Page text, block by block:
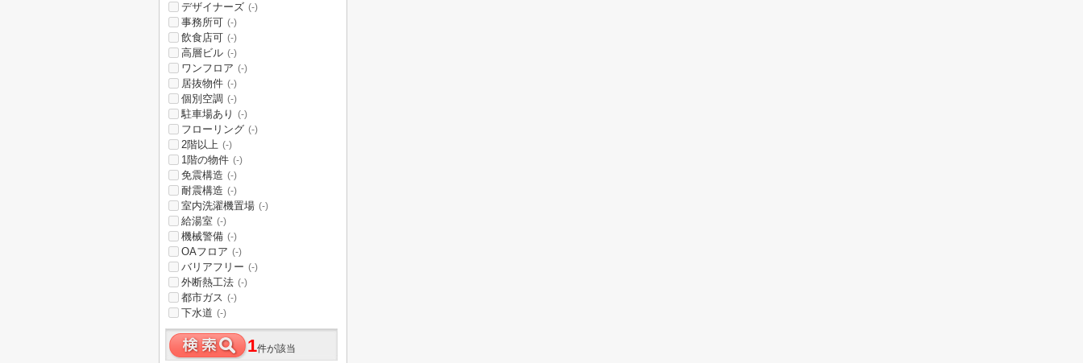
デザイナーズ (-)
事務所可 (-)
飲食店可 (-)
高層ビル (-)
ワンフロア (-)
居抜物件 (-)
個別空調 (-)
駐車場あり (-)
フローリング (-)
2階以上 (-)
1階の物件 (-)
免震構造 (-)
耐震構造 (-)
室内洗濯機置場 (-)
給湯室 (-)
機械警備 (-)
OAフロア (-)
バリアフリー (-)
外断熱工法 (-)
都市ガス (-)
下水道 (-)
1件が該当